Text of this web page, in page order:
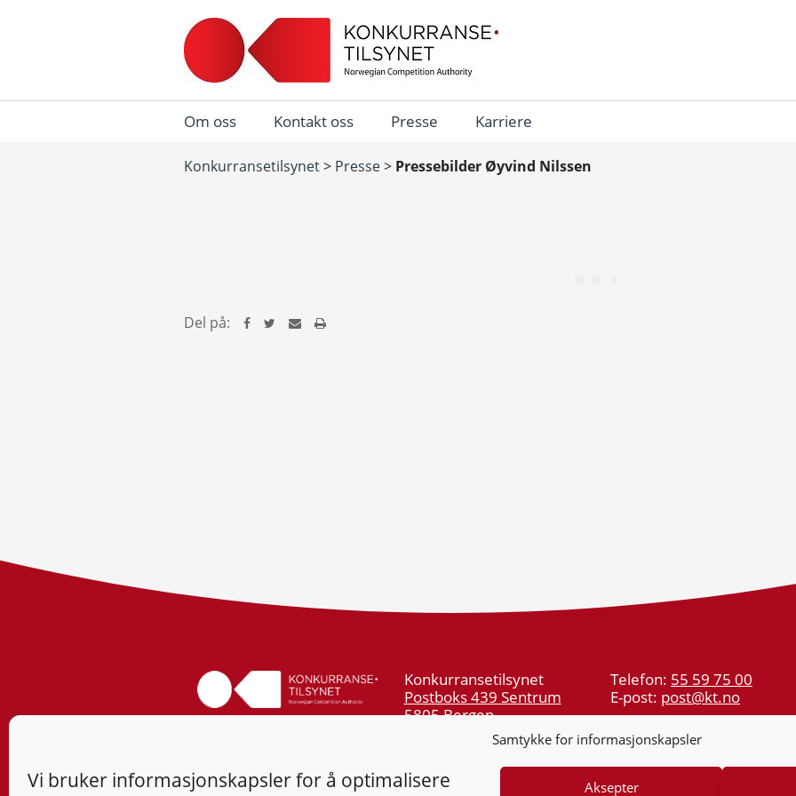
Samtykke for informasjonskapsler
Vi bruker informasjonskapsler for å optimalisere
Aksepter
Om oss Kontakt oss Presse Karriere
Konkurransetilsynet> Presse> Pressebilder Øyvind Nilssen
Del på:
Konkurransetilsynet
Postboks 439 Sentrum
5805 Bergen
Org.nr: 974 761 246
Telefon: 55 59 75 00
E-post: post@kt.no
Nyhetsvarsel >>